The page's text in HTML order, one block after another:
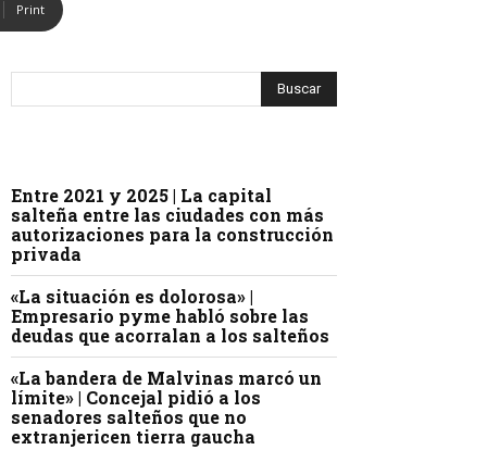
Print
Entre 2021 y 2025 | La capital
salteña entre las ciudades con más
autorizaciones para la construcción
privada
«La situación es dolorosa» |
Empresario pyme habló sobre las
deudas que acorralan a los salteños
«La bandera de Malvinas marcó un
límite» | Concejal pidió a los
senadores salteños que no
extranjericen tierra gaucha